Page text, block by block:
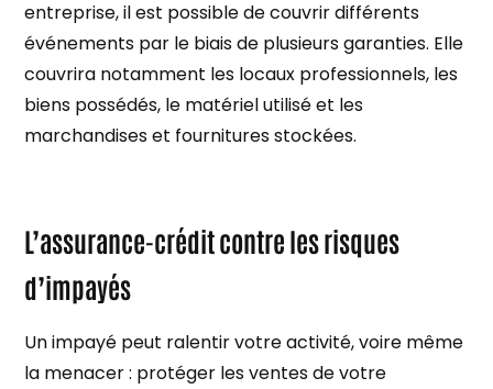
entreprise, il est possible de couvrir différents
événements par le biais de plusieurs garanties. Elle
couvrira notamment les locaux professionnels, les
biens possédés, le matériel utilisé et les
marchandises et fournitures stockées.
L’assurance-crédit contre les risques
d’impayés
Un impayé peut ralentir votre activité, voire même
la menacer : protéger les ventes de votre